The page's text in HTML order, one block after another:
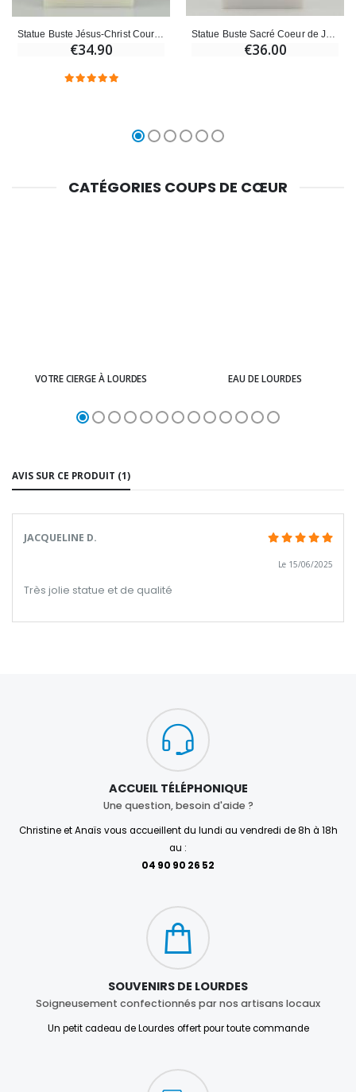
Statue Buste Jésus-Christ Couronné d'épines en Albâtre - 13 cm
€34.90
Statue Buste Sacré Coeur de Jésus-Christ Couronné d'épines en Albâtre
€36.00
CATÉGORIES COUPS DE CŒUR
VOTRE CIERGE À LOURDES EAU DE LOURDES
AVIS SUR CE PRODUIT (1)
JACQUELINE D.
Le 15/06/2025
Très jolie statue et de qualité
ACCUEIL TÉLÉPHONIQUE
Une question, besoin d'aide ?
Christine et Anaïs vous accueillent du lundi au vendredi de 8h à 18h
au :
04 90 90 26 52
SOUVENIRS DE LOURDES
Soigneusement confectionnés par nos artisans locaux
Un petit cadeau de Lourdes offert pour toute commande